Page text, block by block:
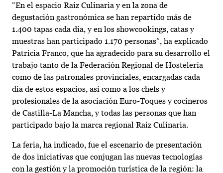
“En el espacio Raíz Culinaria y en la zona de
degustación gastronómica se han repartido más de
1.400 tapas cada día, y en los showcookings, catas y
muestras han participado 1.170 personas”, ha explicado
Patricia Franco, que ha agradecido para su desarrollo el
trabajo tanto de la Federación Regional de Hostelería
como de las patronales provinciales, encargadas cada
día de estos espacios, así como a los chefs y
profesionales de la asociación Euro-Toques y cocineros
de Castilla-La Mancha, y todas las personas que han
participado bajo la marca regional Raíz Culinaria.
La feria, ha indicado, fue el escenario de presentación
de dos iniciativas que conjugan las nuevas tecnologías
con la gestión y la promoción turística de la región: la